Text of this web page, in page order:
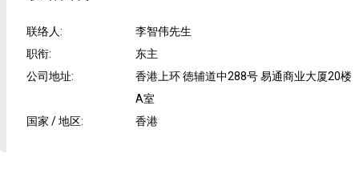
联络人:
李智伟先生
职衔:
东主
公司地址:
香港上环 徳辅道中288号 易通商业大厦20楼
A室
国家 / 地区: 香港